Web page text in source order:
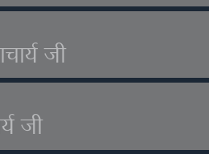
जी
जी